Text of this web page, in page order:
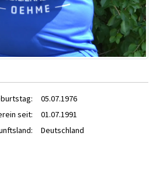
05.07.1976
seit:
01.07.1991
Deutschland